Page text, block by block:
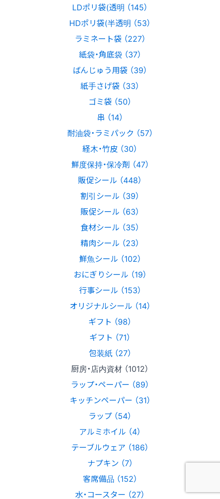
LDポリ袋(透明 （145）
HDポリ袋(半透明 （53）
ラミネート袋 （227）
紙袋・角底袋 （37）
ばんじゅう用袋 （39）
紙手さげ袋 （33）
ゴミ袋 （50）
串 （14）
耐油袋・ラミパック （57）
経木・竹皮 （30）
鮮度保持・保冷剤 （47）
販促シール （448）
割引シール （39）
販促シール （63）
食材シール （35）
精肉シール （23）
鮮魚シール （102）
おにぎりシール （19）
行事シール （153）
オリジナルシール （14）
ギフト （98）
ギフト （71）
包装紙 （27）
厨房・店内資材 （1012）
ラップ・ペーパー （89）
キッチンペーパー （31）
ラップ （54）
アルミホイル （4）
テーブルウェア （186）
ナプキン （7）
客席備品 （152）
水・コースター （27）